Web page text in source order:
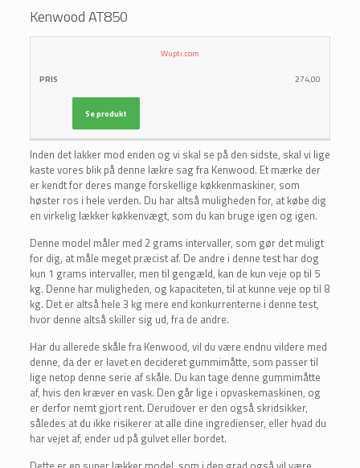
Kenwood AT850
LÆS
Wupti.com
274,00
Se produkt
Inden det lakker mod enden og vi skal se på den sidste, skal vi lige
kaste vores blik på denne lækre sag fra Kenwood. Et mærke der
er kendt for deres mange forskellige køkkenmaskiner, som
høster ros i hele verden. Du har altså muligheden for, at købe dig
en virkelig lækker køkkenvægt, som du kan bruge igen og igen.
Denne model måler med 2 grams intervaller, som gør det muligt
for dig, at måle meget præcist af. De andre i denne test har dog
kun 1 grams intervaller, men til gengæld, kan de kun veje op til 5
kg. Denne har muligheden, og kapaciteten, til at kunne veje op til 8
kg. Det er altså hele 3 kg mere end konkurrenterne i denne test,
hvor denne altså skiller sig ud, fra de andre.
Har du allerede skåle fra Kenwood, vil du være endnu vildere med
denne, da der er lavet en decideret gummimåtte, som passer til
lige netop denne serie af skåle. Du kan tage denne gummimåtte
af, hvis den kræver en vask. Den går lige i opvaskemaskinen, og
er derfor nemt gjort rent. Derudover er den også skridsikker,
således at du ikke risikerer at alle dine ingredienser, eller hvad du
har vejet af, ender ud på gulvet eller bordet.